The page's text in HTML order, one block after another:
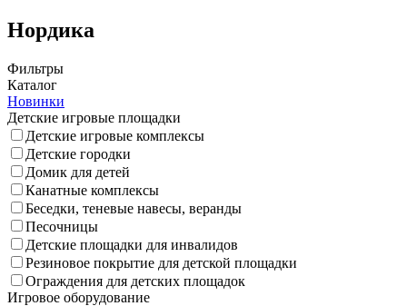
Нордика
Фильтры
Каталог
Новинки
Детские игровые площадки
Детские игровые комплексы
Детские городки
Домик для детей
Канатные комплексы
Беседки, теневые навесы, веранды
Песочницы
Детские площадки для инвалидов
Резиновое покрытие для детской площадки
Ограждения для детских площадок
Игровое оборудование